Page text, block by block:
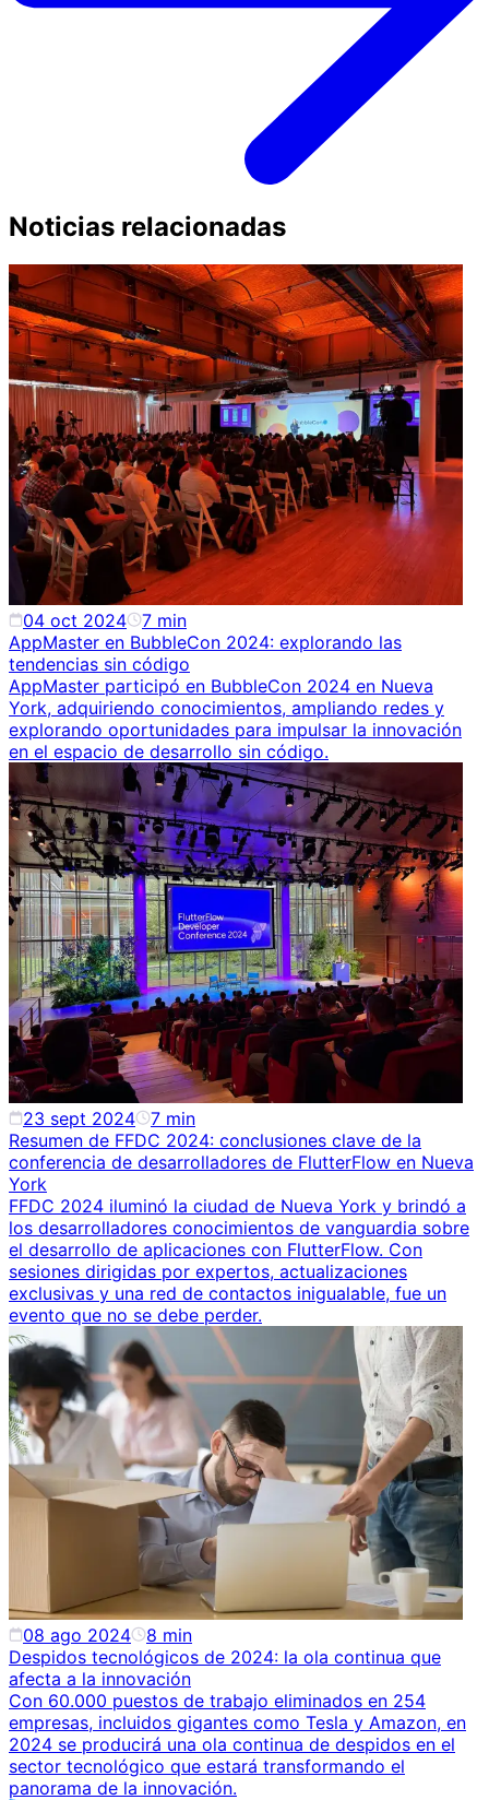
Noticias relacionadas
04 oct 2024 7 min
AppMaster en BubbleCon 2024: explorando las
tendencias sin código
AppMaster participó en BubbleCon 2024 en Nueva
York, adquiriendo conocimientos, ampliando redes y
explorando oportunidades para impulsar la innovación
en el espacio de desarrollo sin código.
23 sept 2024 7 min
Resumen de FFDC 2024: conclusiones clave de la
conferencia de desarrolladores de FlutterFlow en Nueva
York
FFDC 2024 iluminó la ciudad de Nueva York y brindó a
los desarrolladores conocimientos de vanguardia sobre
el desarrollo de aplicaciones con FlutterFlow. Con
sesiones dirigidas por expertos, actualizaciones
exclusivas y una red de contactos inigualable, fue un
evento que no se debe perder.
08 ago 2024 8 min
Despidos tecnológicos de 2024: la ola continua que
afecta a la innovación
Con 60.000 puestos de trabajo eliminados en 254
empresas, incluidos gigantes como Tesla y Amazon, en
2024 se producirá una ola continua de despidos en el
sector tecnológico que estará transformando el
panorama de la innovación.